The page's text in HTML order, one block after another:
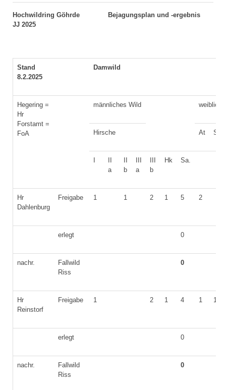
Hochwildring Göhrde Bejagungsplan und -ergebnis
JJ 2025
Stand
8.2.2025
Damwild
Hegering =
Hr
Forstamt =
FoA
männliches Wild
Hirsche At St
a
b
a
b
Hk Sa.
Hr
Dahlenburg
Freigabe 1 1 2 1 5 2
erlegt 0
nachr.
Fallwild
Riss
0
Hr
Reinstorf
Freigabe 1 2 1 4 1 1
erlegt 0
nachr.
Fallwild
Riss
0